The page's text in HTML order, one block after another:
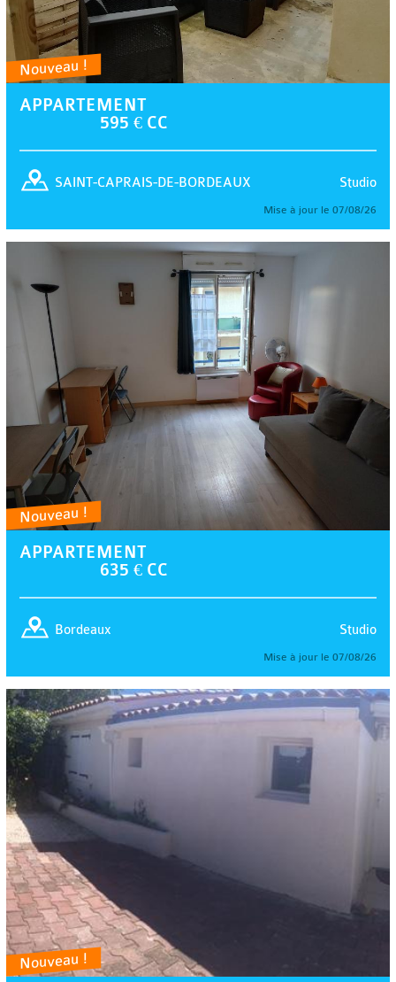
Nouveau !
APPARTEMENT
595 € CC
Studio
SAINT-CAPRAIS-DE-BORDEAUX
Mise à jour le 07/08/26
Nouveau !
APPARTEMENT
635 € CC
Studio
Bordeaux
Mise à jour le 07/08/26
Nouveau !